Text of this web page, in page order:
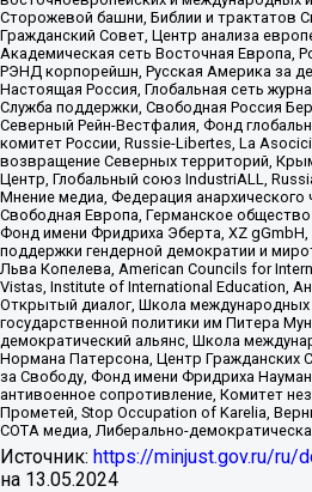
Сторожевой башни, Библии и трактатов
Гражданский Совет, Центр анализа
Академическая сеть Восточная Европа,
РЭНД корпорейшн, Русская Америка за
Настоящая Россия, Глобальная сеть
Служба поддержки, Свободная Россия
Северный Рейн-Вестфалия, Фонд
комитет России, Russie-Libertes, La
возвращение Северных территорий,
Центр, Глобальный союз IndustriALL,
Мнение медиа, Федерация анархического
Свободная Европа, Германское
Фонд имени Фридриха Эберта, XZ
поддержки гендерной демократии и
Льва Копелева, American Councils for
Vistas, Institute of International Education,
Открытый диалог, Школа международных
государственной политики им Питера
демократический альянс, Школа
Нормана Патерсона, Центр
за Свободу, Фонд имени Фридриха
антивоенное сопротивление, Комитет
Прометей, Stop Occupation of Karelia,
СОТА медиа, Либерально-
Источник: https://minjust.gov.ru/ru/
на 13.05.2024